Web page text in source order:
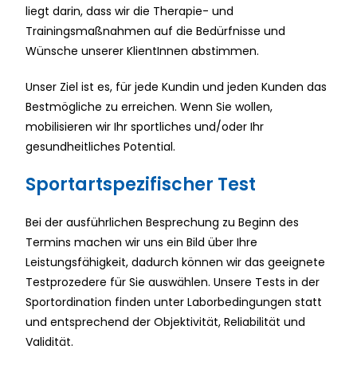
liegt darin, dass wir die Therapie- und
Trainingsmaßnahmen auf die Bedürfnisse und
Wünsche unserer KlientInnen abstimmen.
Unser Ziel ist es, für jede Kundin und jeden Kunden das
Bestmögliche zu erreichen. Wenn Sie wollen,
mobilisieren wir Ihr sportliches und/oder Ihr
gesundheitliches Potential.
Sportartspezifischer Test
Bei der ausführlichen Besprechung zu Beginn des
Termins machen wir uns ein Bild über Ihre
Leistungsfähigkeit, dadurch können wir das geeignete
Testprozedere für Sie auswählen. Unsere Tests in der
Sportordination finden unter Laborbedingungen statt
und entsprechend der Objektivität, Reliabilität und
Validität.